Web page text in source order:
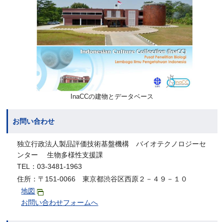
InaCCの建物とデータベース
お問い合わせ
独立行政法人製品評価技術基盤機構 バイオテクノロジーセ
ンター 生物多様性支援課
TEL：03-3481-1963
住所：〒151-0066 東京都渋谷区西原２－４９－１０
地図
お問い合わせフォームへ